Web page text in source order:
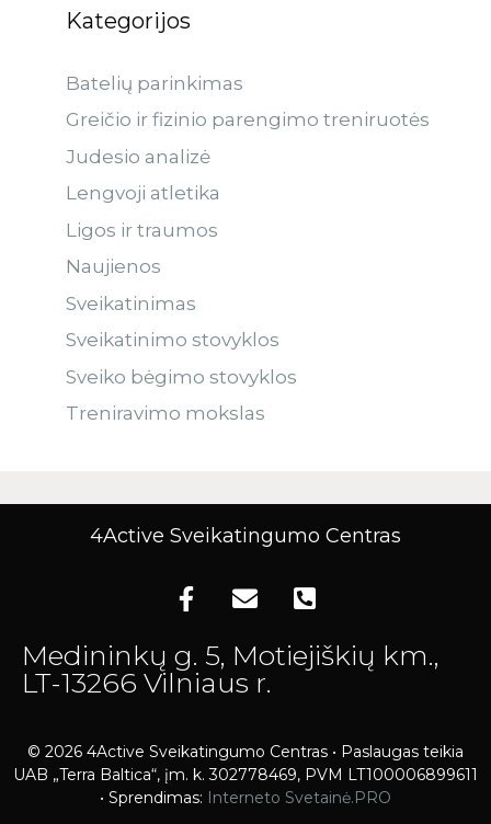
Kategorijos
Batelių parinkimas
Greičio ir fizinio parengimo treniruotės
Judesio analizė
Lengvoji atletika
Ligos ir traumos
Naujienos
Sveikatinimas
Sveikatinimo stovyklos
Sveiko bėgimo stovyklos
Treniravimo mokslas
4Active Sveikatingumo Centras
Medininkų g. 5, Motiejiškių km.,
LT-13266 Vilniaus r.
© 2026 4Active Sveikatingumo Centras • Paslaugas teikia
UAB „Terra Baltica“, įm. k. 302778469, PVM LT100006899611
• Sprendimas: Interneto Svetainė.PRO